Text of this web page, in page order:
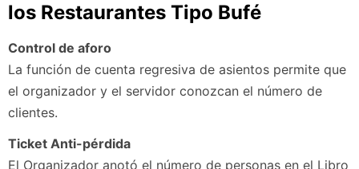
los Restaurantes Tipo Bufé
Control de aforo
La función de cuenta regresiva de asientos permite que
el organizador y el servidor conozcan el número de
clientes.
Ticket Anti-pérdida
El Organizador anotó el número de personas en el Libro